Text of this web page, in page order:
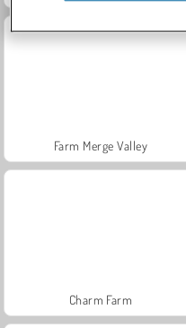
Farm Merge Valley
Charm Farm